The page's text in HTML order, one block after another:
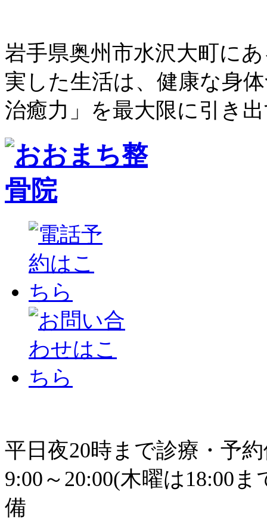
岩手県奥州市水沢大町に
実した生活は、健康な身
治癒力」を最大限に引き
平日夜20時まで診療・予
9:00～20:00(木曜は18:00
備